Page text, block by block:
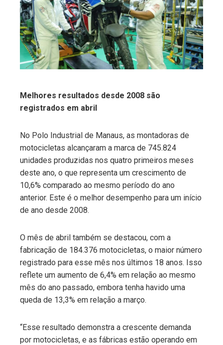
Melhores resultados desde 2008 são
registrados em abril
No Polo Industrial de Manaus, as montadoras de
motocicletas alcançaram a marca de 745.824
unidades produzidas nos quatro primeiros meses
deste ano, o que representa um crescimento de
10,6% comparado ao mesmo período do ano
anterior. Este é o melhor desempenho para um início
de ano desde 2008.
O mês de abril também se destacou, com a
fabricação de 184.376 motocicletas, o maior número
registrado para esse mês nos últimos 18 anos. Isso
reflete um aumento de 6,4% em relação ao mesmo
mês do ano passado, embora tenha havido uma
queda de 13,3% em relação a março.
“Esse resultado demonstra a crescente demanda
por motocicletas, e as fábricas estão operando em